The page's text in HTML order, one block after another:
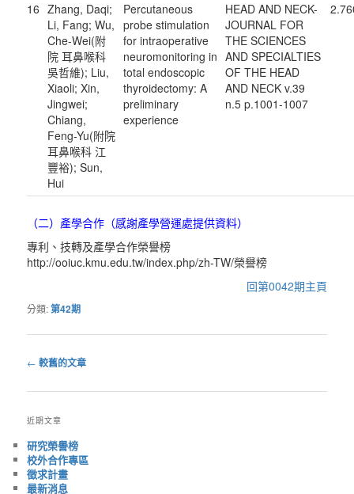
16 Zhang, Daqi;
Li, Fang; Wu,
Che-Wei(附
院 耳鼻喉科
吳哲維); Liu,
Xiaoli; Xin,
Jingwei;
Chiang,
Feng-Yu(附院
耳鼻喉科 江
豐裕); Sun,
Hui
Percutaneous
probe stimulation
for intraoperative
neuromonitoring in
total endoscopic
thyroidectomy: A
preliminary
experience
HEAD AND NECK-
JOURNAL FOR
THE SCIENCES
AND SPECIALTIES
OF THE HEAD
AND NECK v.39
n.5 p.1001-1007
（二）產學合作（感謝產學營運處提供資料）
專利、技轉及產學合作榮譽榜
http://ooiuc.kmu.edu.tw/index.php/zh-TW/榮譽榜
回第0042期主頁
分類:第42期
章
導
覽
← 較舊的文章
近期文章
研究榮譽榜
校外合作專區
徵求計畫
最新消息